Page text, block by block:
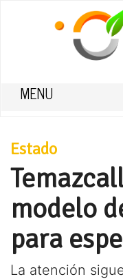
MENU
Estado
modelo
para
La atención